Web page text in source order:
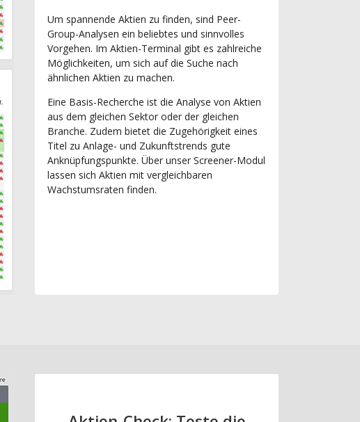
Um spannende Aktien zu finden, sind Peer-
Group-Analysen ein beliebtes und sinnvolles
Vorgehen. Im Aktien-Terminal gibt es zahlreiche
Möglichkeiten, um sich auf die Suche nach
ähnlichen Aktien zu machen.
Eine Basis-Recherche ist die Analyse von Aktien
aus dem gleichen Sektor oder der gleichen
Branche. Zudem bietet die Zugehörigkeit eines
Titel zu Anlage- und Zukunftstrends gute
Anknüpfungspunkte. Über unser Screener-Modul
lassen sich Aktien mit vergleichbaren
Wachstumsraten finden.